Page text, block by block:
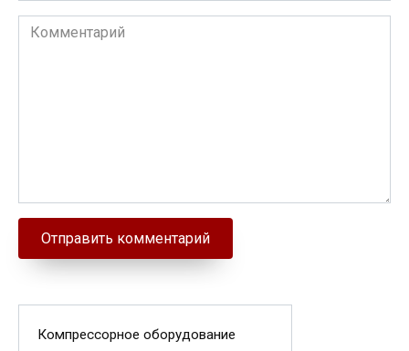
Комментарий
Компрессорное оборудование